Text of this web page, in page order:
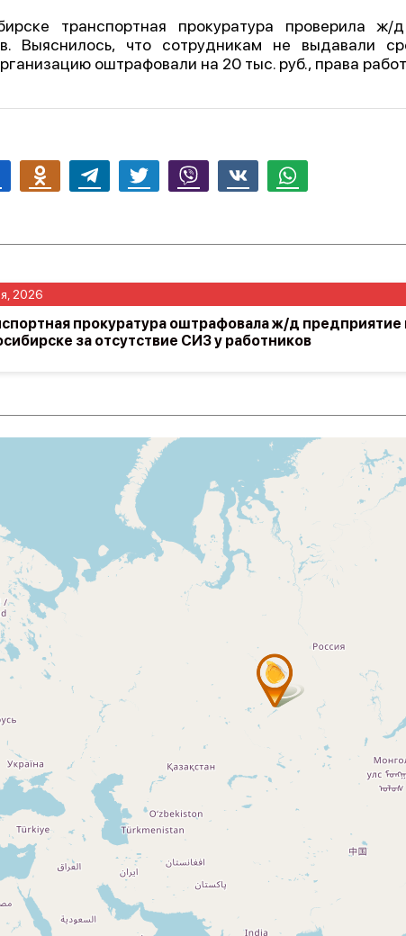
транспортная прокуратура проверила
Выяснилось, что сотрудникам не выдавали
оштрафовали на 20 тыс. руб., права
OdnoklassnikiTelegram Twitter Viber Whatsapp
2026
прокуратура оштрафовала ж/д предприятие
за отсутствие СИЗ у работников